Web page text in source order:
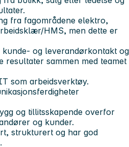
fra fagområdene elektro,
HMS, men dette er
kunde- og leverandørkontakt og
resultater sammen med teamet
som arbeidsverktøy.
og tillitsskapende overfor
og kunder.
strukturert og har god